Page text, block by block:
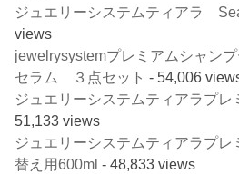
ジュエリーシステムティアラ
views
jewelrysystemプレミアムシャン
セラム ３点セット - 54,006
ジュエリーシステムティアラプレ
51,133 views
ジュエリーシステムティアラプレ
替え用600ml - 48,833 views